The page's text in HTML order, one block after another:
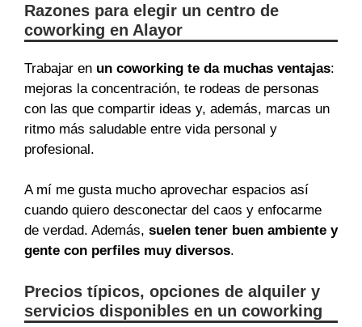
Razones para elegir un centro de
coworking en Alayor
Trabajar en un coworking te da muchas ventajas:
mejoras la concentración, te rodeas de personas
con las que compartir ideas y, además, marcas un
ritmo más saludable entre vida personal y
profesional.
A mí me gusta mucho aprovechar espacios así
cuando quiero desconectar del caos y enfocarme
de verdad. Además, suelen tener buen ambiente y
gente con perfiles muy diversos.
Precios típicos, opciones de alquiler y
servicios disponibles en un coworking